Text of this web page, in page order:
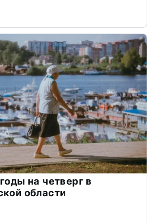
на четверг в
области